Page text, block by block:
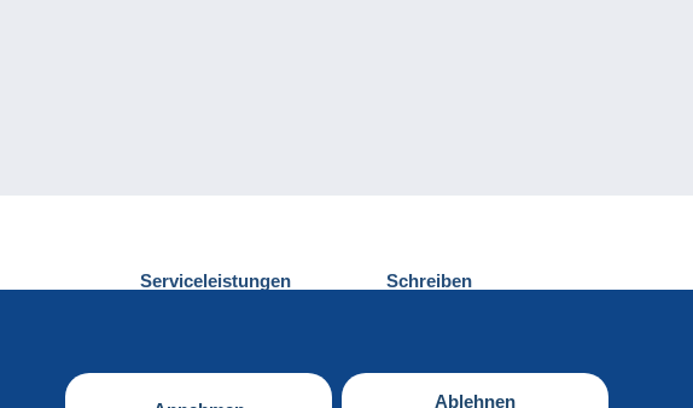
Ablehnen
Serviceleistungen Schreiben